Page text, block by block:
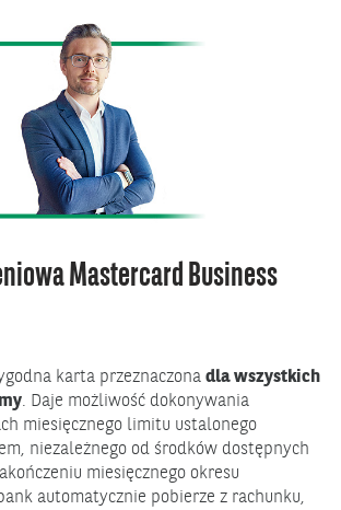
Mastercard Business
karta przeznaczona dla wszystkich
. Daje możliwość dokonywania
miesięcznego limitu ustalonego
niezależnego od środków dostępnych
miesięcznego okresu
automatycznie pobierze z rachunku,